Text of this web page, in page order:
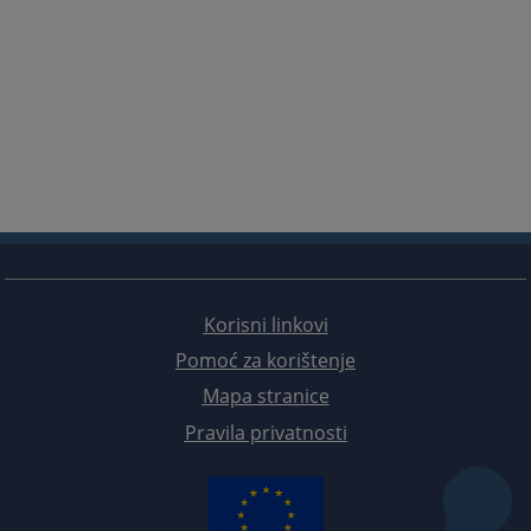
Korisni linkovi
Pomoć za korištenje
Mapa stranice
Pravila privatnosti